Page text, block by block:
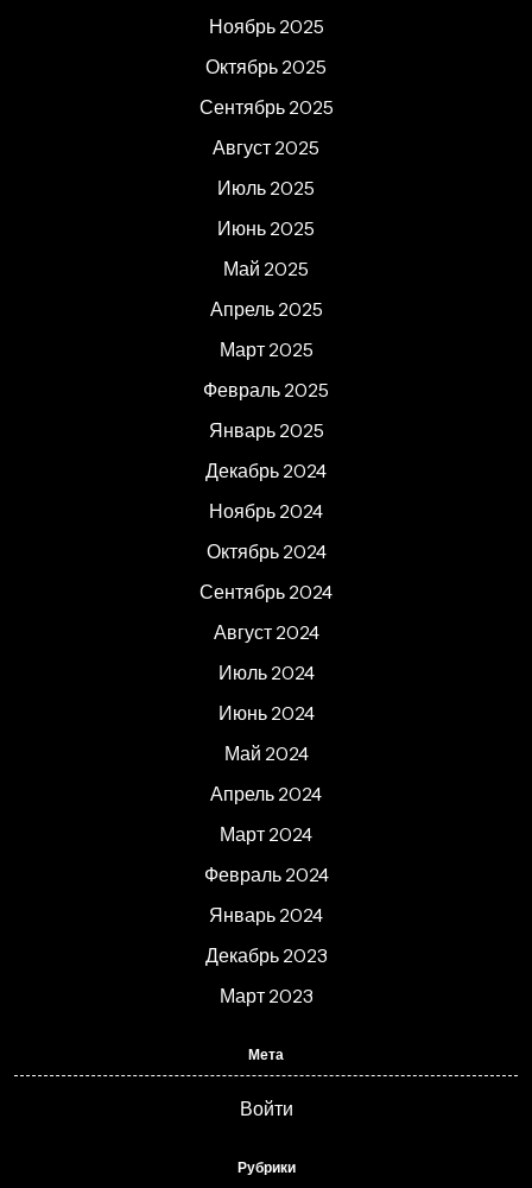
Ноябрь 2025
Октябрь 2025
Сентябрь 2025
Август 2025
Июль 2025
Июнь 2025
Май 2025
Апрель 2025
Март 2025
Февраль 2025
Январь 2025
Декабрь 2024
Ноябрь 2024
Октябрь 2024
Сентябрь 2024
Август 2024
Июль 2024
Июнь 2024
Май 2024
Апрель 2024
Март 2024
Февраль 2024
Январь 2024
Декабрь 2023
Март 2023
Мета
Войти
Рубрики